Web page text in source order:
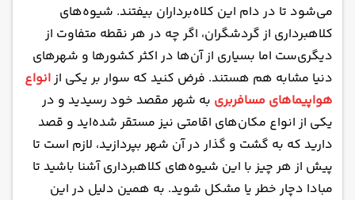
Wi-Fi رایگان در مکان‌ها ناشناس
مظلوم‌نمایی و گدایی
هدایای تبلیغاتی با شعارهای زیبا
ریختن غذا یا نوشیدنی بر روی لباس گردشگران
بسته بودن مکان‌های گردشگری
بسته بودن هتل یا پر بودن اتاق‌ها
پلیس‌های جعلی
معاملات ارزشمند و قیمتی
می‌شود تا در دام این کلاه‌برداران بیفتند. شیوه‌های
کلاهبرداری از گردشگران، اگر چه در هر نقطه متفاوت از
دیگری‌ست اما بسیاری از آن‌ها در اکثر کشورها و شهرهای
دنیا مشابه هم هستند. فرض کنید که سوار بر یکی ازانواع
هواپیماهای مسافربری به شهر مقصد خود رسیدید و در
یکی از انواع مکان‌های اقامتی نیز مستقر شده‌اید و قصد
دارید که به گشت و گذار در آن شهر بپردازید، لازم است تا
پیش از هر چیز با این شیوه‌های کلاهبرداری آشنا باشید تا
مبادا دچار خطر یا مشکل شوید. به همین دلیل در این